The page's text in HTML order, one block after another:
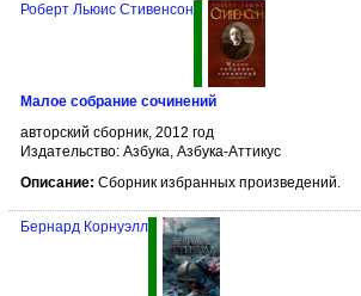
Роберт Льюис Стивенсон
Малое собрание сочинений
авторский сборник, 2012 год
Издательство: Азбука, Азбука-Аттикус
Описание: Сборник избранных произведений.
Бернард Корнуэлл